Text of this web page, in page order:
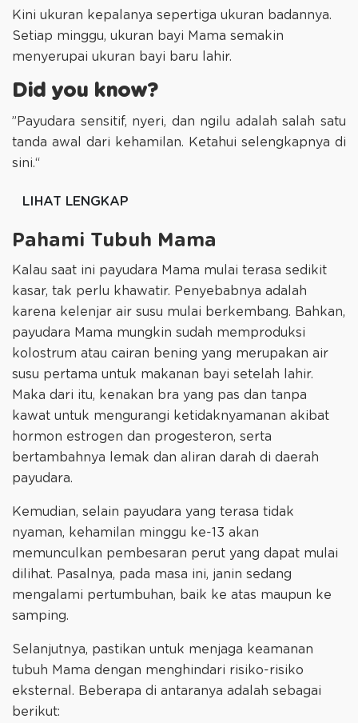
Kini ukuran kepalanya sepertiga ukuran badannya.
Setiap minggu, ukuran bayi Mama semakin
menyerupai ukuran bayi baru lahir.
Did you know?
”Payudara sensitif, nyeri, dan ngilu adalah salah satu
tanda awal dari kehamilan. Ketahui selengkapnya di
sini.“
LIHAT LENGKAP
Pahami Tubuh Mama
Kalau saat ini payudara Mama mulai terasa sedikit
kasar, tak perlu khawatir. Penyebabnya adalah
karena kelenjar air susu mulai berkembang. Bahkan,
payudara Mama mungkin sudah memproduksi
kolostrum atau cairan bening yang merupakan air
susu pertama untuk makanan bayi setelah lahir.
Maka dari itu, kenakan bra yang pas dan tanpa
kawat untuk mengurangi ketidaknyamanan akibat
hormon estrogen dan progesteron, serta
bertambahnya lemak dan aliran darah di daerah
payudara.
Kemudian, selain payudara yang terasa tidak
nyaman, kehamilan minggu ke-13 akan
memunculkan pembesaran perut yang dapat mulai
dilihat. Pasalnya, pada masa ini, janin sedang
mengalami pertumbuhan, baik ke atas maupun ke
samping.
Selanjutnya, pastikan untuk menjaga keamanan
tubuh Mama dengan menghindari risiko-risiko
eksternal. Beberapa di antaranya adalah sebagai
berikut: